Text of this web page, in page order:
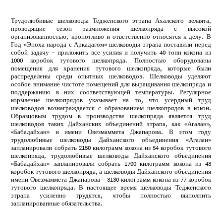
Трудолюбивые шелководы Тедженского этрапа Ахалского велаята,
проводящие сезон размножения шелкопряда с высокой
организованностью, кропотливо и ответственно относятся к делу. В
Год «Эпоха народа с Аркадагом» шелководы этрапа поставили перед
собой задачу – приложить все усилия и получить 40 тонн кокона из
1000 коробок тутового шелкопряда. Полностью оборудованы
помещения для хранения тутового шелкопряда, которые были
распределены среди опытных шелководов. Шелководы уделяют
особое внимание чистоте помещений для выращивания шелкопряда и
поддержанию в них соответствующей температуры. Регулярное
кормление шелкопрядов указывает на то, что усердный труд
шелководов вознаграждается с образованием шелкопрядов в кокон.
Образцовым трудом в производстве шелкопряда является труд
шелководов таких Дайханских объединений этрапа, как «Агалан»,
«Бабадайхан» и имени Овезмаммета Джапарова. В этом году
трудолюбивые шелководы Дайханского объединения «Агалан»
запланировали собрать 2150 килограмм кокона из 54 коробок тутового
шелкопряда, трудолюбивые шелководы Дайханского объединения
«Бабадайхан» запланировали собрать 1700 килограмм кокона из 43
коробок тутового шелкопряда, а шелководы Дайханского объединения
имени Овезмаммета Джапарова – 3130 килограмм кокона из 77 коробок
тутового шелкопряда. В настоящее время шелководы Тедженского
этрапа усиленно трудятся, чтобы полностью выполнить
запланированные обязательства.